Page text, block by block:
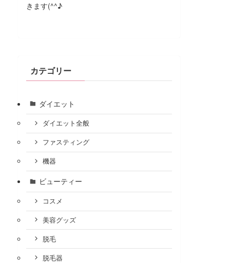
きます(^^♪
カテゴリー
ダイエット
ダイエット全般
ファスティング
機器
ビューティー
コスメ
美容グッズ
脱毛
脱毛器